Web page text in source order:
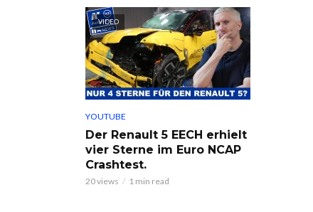
VIDEO
YOUTUBE
Der Renault 5 EECH erhielt
vier Sterne im Euro NCAP
Crashtest.
20 views 1 min read